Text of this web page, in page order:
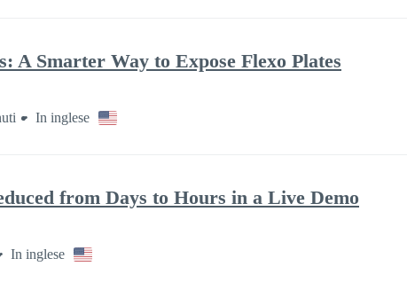
A Smarter Way to Expose Flexo Plates
In inglese
from Days to Hours in a Live Demo
In inglese